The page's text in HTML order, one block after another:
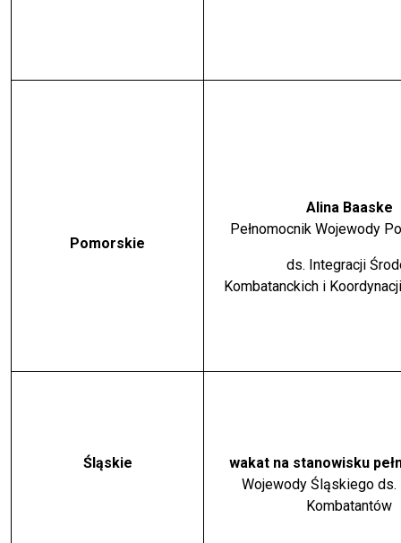
Pomorskie
Alina Baaske
Pełnomocnik Wojewody
ds. Integracji
Kombatanckich i
Śląskie
wakat na stanowisku
Wojewody Śląskiego ds.
Kombatantów